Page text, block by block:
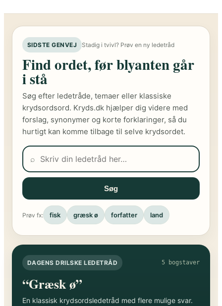
SIDSTE GENVEJ Stadig i tvivl? Prøv en ny ledetråd
Find ordet, før blyanten går
i stå
Søg efter ledetråde, temaer eller klassiske
krydsordsord. Kryds.dk hjælper dig videre med
forslag, synonymer og korte forklaringer, så du
hurtigt kan komme tilbage til selve krydsordet.
⌕
Søg
Prøv fx: fisk græsk ø forfatter land
DAGENS DRILSKE LEDETRÅD 5 bogstaver
“Græsk ø”
En klassisk krydsordsledetråd med flere mulige svar.